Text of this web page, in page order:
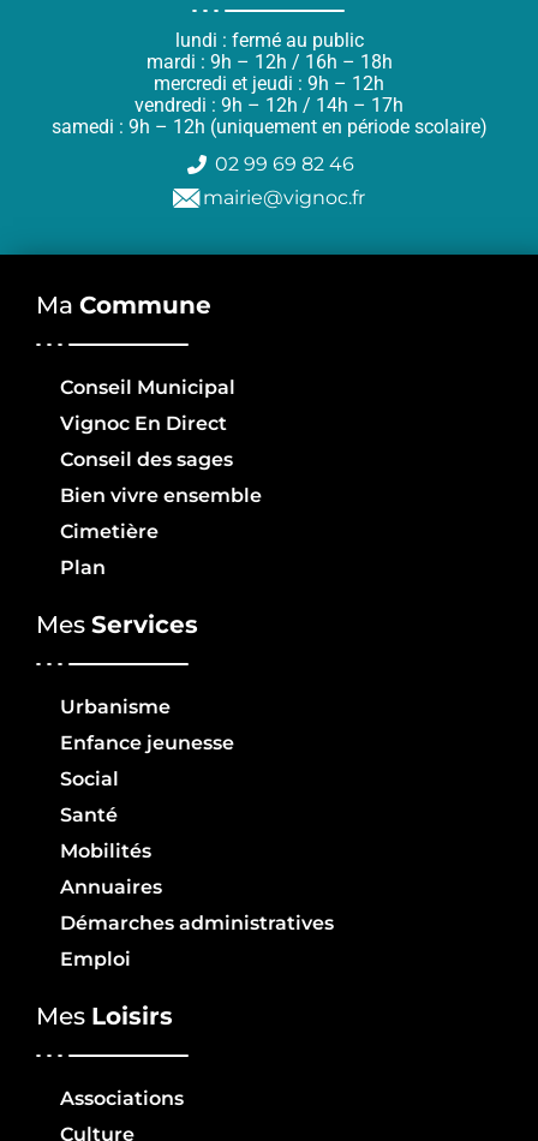
lundi : fermé au public
mardi : 9h – 12h / 16h – 18h
mercredi et jeudi : 9h – 12h
vendredi : 9h – 12h / 14h – 17h
samedi : 9h – 12h (uniquement en période scolaire)
02 99 69 82 46
mairie@vignoc.fr
Ma Commune
Conseil Municipal
Vignoc En Direct
Conseil des sages
Bien vivre ensemble
Cimetière
Plan
Mes Services
Urbanisme
Enfance jeunesse
Social
Santé
Mobilités
Annuaires
Démarches administratives
Emploi
Mes Loisirs
Associations
Culture